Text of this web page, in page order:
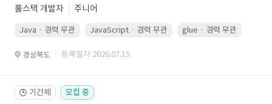
풀스택 개발자 주니어
Java · 경력 무관 JavaScript · 경력 무관 glue · 경력 무관
경상북도 · 등록일자 2026.07.15.
🕒 기간제 모집 중